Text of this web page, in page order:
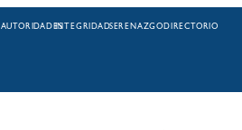
AUTORIDADESINTEGRIDADSERENAZGODIRECTORIO